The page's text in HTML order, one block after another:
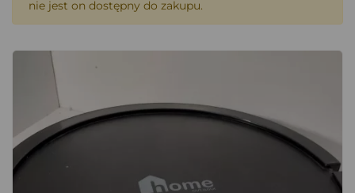
nie jest on dostępny do zakupu.